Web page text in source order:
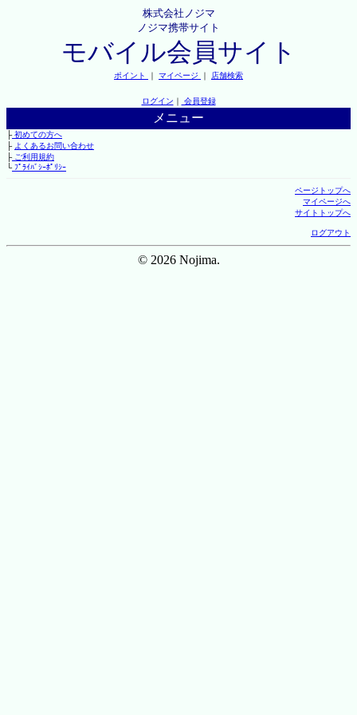
株式会社ノジマ
ノジマ携帯サイト
モバイル会員サイト
ポイント ｜ マイページ ｜ 店舗検索
ログイン ｜ 会員登録
メニュー
├初めての方へ
├ よくあるお問い合わせ
├ご利用規約
└ﾌﾟﾗｲﾊﾞｼｰﾎﾟﾘｼｰ
ページトップへ
マイページへ
サイトトップへ
ログアウト
© 2026 Nojima.